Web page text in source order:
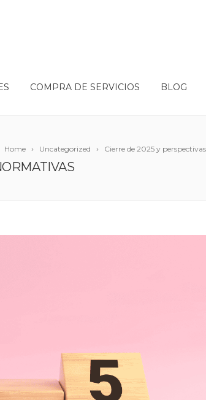
COMPRA DE SERVICIOS BLOG
Home Uncategorized Cierre de 2025 y